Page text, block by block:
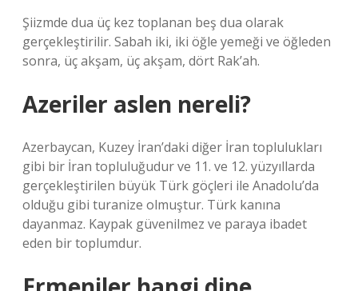
Şiizmde dua üç kez toplanan beş dua olarak
gerçekleştirilir. Sabah iki, iki öğle yemeği ve öğleden
sonra, üç akşam, üç akşam, dört Rak’ah.
Azeriler aslen nereli?
Azerbaycan, Kuzey İran’daki diğer İran toplulukları
gibi bir İran topluluğudur ve 11. ve 12. yüzyıllarda
gerçekleştirilen büyük Türk göçleri ile Anadolu’da
olduğu gibi turanize olmuştur. Türk kanına
dayanmaz. Kaypak güvenilmez ve paraya ibadet
eden bir toplumdur.